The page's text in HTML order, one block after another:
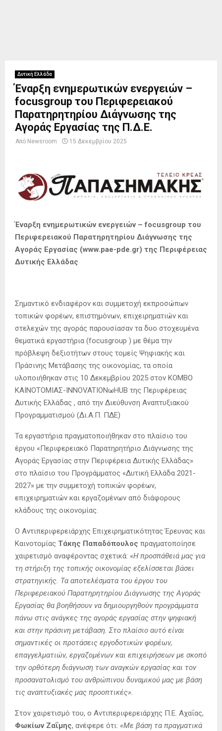
Δυτική Ελλάδα
Έναρξη ενημερωτικών ενεργειών –
focusgroup του Περιφερειακού
Παρατηρητηρίου Διάγνωσης της
Αγοράς Εργασίας της Π.Δ.Ε.
Από Newsroom 15 Δεκεμβρίου 2025
Έναρξη ενημερωτικών ενεργειών – focusgroup του
Περιφερειακού Παρατηρητηρίου Διάγνωσης της
Αγοράς Εργασίας (www.pae-pde.gr) της Περιφέρειας
Δυτικής Ελλάδας
Σημαντικό ενδιαφέρον και συμμετοχή εκπροσώπων
τοπικών φορέων, επιστημόνων, επιχειρηματιών και
στελεχών της αγοράς παρουσίασαν τα δυο στοχευμένα
θεματικά εργαστήρια (focusgroup ) με θέμα την
πρόβλεψη δεξιοτήτων στους τομείς Ψηφιακής και
Πράσινης Μετάβασης της οικονομίας, τα οποία
υλοποιήθηκαν στις 10 Δεκεμβρίου 2025 στον ΚΟΜΒΟ
ΚΑΙΝΟΤΟΜΙΑΣ-INNOVATIONωHUB της Περιφέρειας
Δυτικής Ελλάδας , από την Διεύθυνση Αναπτυξιακού
Προγραμματισμού (Δι.Α.Π. ΠΔΕ)
Τα εργαστήρια πραγματοποιήθηκαν στο πλαίσιο του
έργου «Περιφερειακό Παρατηρητήριο Διάγνωσης της
Αγοράς Εργασίας στην Περιφέρεια Δυτικής Ελλάδας»
στο πλαίσιο του Προγράμματος «Δυτική Ελλάδα 2021-
2027» με την συμμετοχή τοπικών φορέων,
επιχειρηματιών και εργαζομένων από διάφορους
κλάδους της οικονομίας.
Ο Αντιπεριφερειάρχης Επιχειρηματικότητας Έρευνας και
Καινοτομίας Τάκης Παπαδόπουλος πραγματοποίησε
χαιρετισμό αναφέροντας σχετικά: «Η προσπάθειά μας για
τη στήριξη της τοπικής οικονομίας εξελίσσεται βάσει
στρατηγικής. Τα αποτελέσματα του έργου του
Περιφερειακού Παρατηρητηρίου Διάγνωσης της Αγοράς
Εργασίας θα βοηθήσουν να δημιουργηθούν προγράμματα
πάνω στις ανάγκες της αγοράς εργασίας στην ψηφιακή
και στην πράσινη μετάβαση. Στο πλαίσιο αυτό είναι
σημαντικές οι προτάσεις εργοδοτικών φορέων,
επαγγελματιών, εργαζομένων και επιχειρήσεων με σκοπό
την ορθότερη διάγνωση των αναγκών εργασίας και τον
προσανατολισμό του ανθρώπινου δυναμικού μας με βάση
τις αναπτυξιακές μας προοπτικές».
Στον χαιρετισμό του, ο Αντιπεριφερειάρχης Π.Ε. Αχαΐας,
Φωκίων Ζαΐμης, ανέφερε ότι: «Με βάση τα πραγματικά